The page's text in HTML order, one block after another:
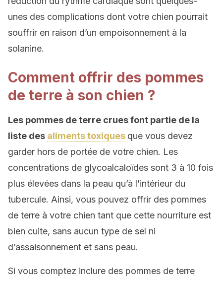
unes des complications dont votre chien pourrait
souffrir en raison d’un empoisonnement à la
solanine.
Comment offrir des pommes
de terre à son chien ?
Les pommes de terre crues font partie de la
liste des aliments toxiques que vous devez
garder hors de portée de votre chien. Les
concentrations de glycoalcaloïdes sont 3 à 10 fois
plus élevées dans la peau qu’à l’intérieur du
tubercule. Ainsi, vous pouvez offrir des pommes
de terre à votre chien tant que cette nourriture est
bien cuite, sans aucun type de sel ni
d’assaisonnement et sans peau.
Si vous comptez inclure des pommes de terre